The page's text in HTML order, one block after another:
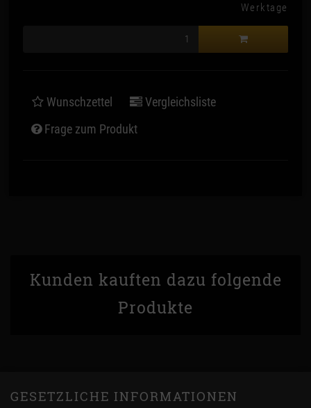
Werktage
Wunschzettel
Vergleichsliste
Frage zum Produkt
Kunden kauften dazu folgende
Produkte
GESETZLICHE INFORMATIONEN